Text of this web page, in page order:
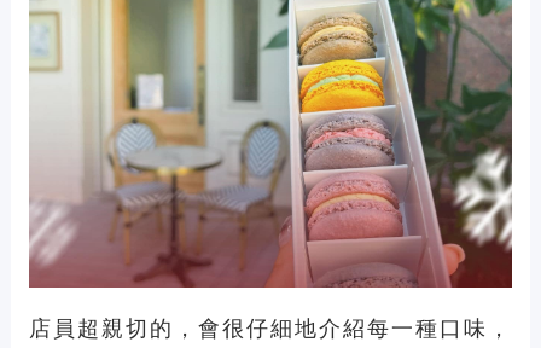
店員超親切的，會很仔細地介紹每一種口味，